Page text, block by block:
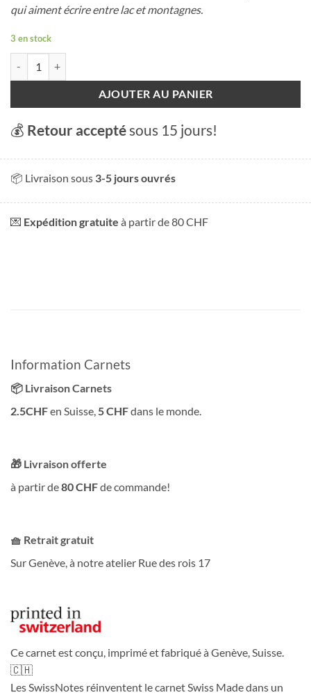
qui aiment écrire entre lac et montagnes.
3 en stock
AJOUTER AU PANIER
💰 Retour accepté sous 15 jours!
📦 Livraison sous 3-5 jours ouvrés
💌 Expédition gratuite à partir de 80 CHF
Information Carnets
📦 Livraison Carnets
2.5CHFen Suisse,5 CHFdans le monde.
🎁 Livraison offerte
à partir de80 CHFde commande!
🧺 Retrait gratuit
Sur Genève, à notre atelier Rue des rois 17
Ce carnet est conçu, imprimé et fabriqué à Genève, Suisse.
🇨🇭
Les SwissNotes réinventent le carnet Swiss Made dans un